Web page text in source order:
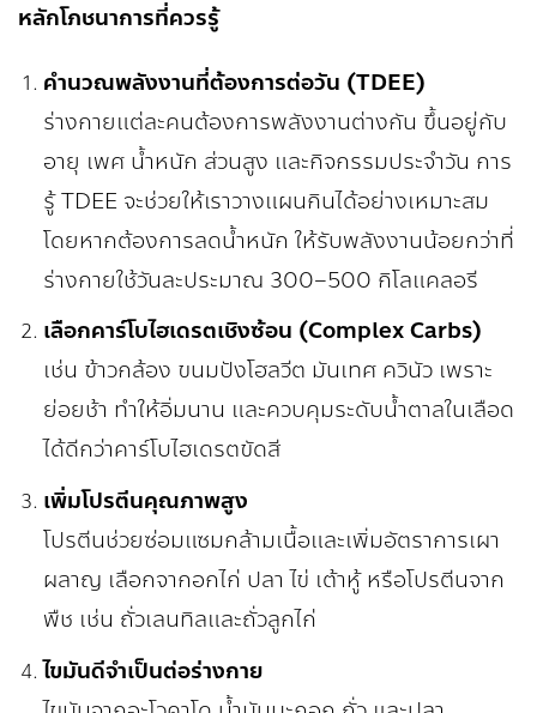
หลักโภชนาการที่ควรรู้
คำนวณพลังงานที่ต้องการต่อวัน (TDEE)
ร่างกายแต่ละคนต้องการพลังงานต่างกัน ขึ้นอยู่กับ
อายุ เพศ น้ำหนัก ส่วนสูง และกิจกรรมประจำวัน การ
รู้ TDEE จะช่วยให้เราวางแผนกินได้อย่างเหมาะสม
โดยหากต้องการลดน้ำหนัก ให้รับพลังงานน้อยกว่าที่
ร่างกายใช้วันละประมาณ 300–500 กิโลแคลอรี
เลือกคาร์โบไฮเดรตเชิงซ้อน (Complex Carbs)
เช่น ข้าวกล้อง ขนมปังโฮลวีต มันเทศ ควินัว เพราะ
ย่อยช้า ทำให้อิ่มนาน และควบคุมระดับน้ำตาลในเลือด
ได้ดีกว่าคาร์โบไฮเดรตขัดสี
เพิ่มโปรตีนคุณภาพสูง
โปรตีนช่วยซ่อมแซมกล้ามเนื้อและเพิ่มอัตราการเผา
ผลาญ เลือกจากอกไก่ ปลา ไข่ เต้าหู้ หรือโปรตีนจาก
พืช เช่น ถั่วเลนทิลและถั่วลูกไก่
ไขมันดีจำเป็นต่อร่างกาย